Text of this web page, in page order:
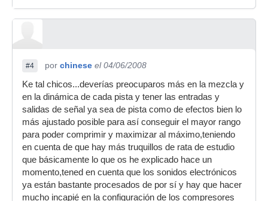
#4 por chinese el 04/06/2008
Ke tal chicos...deverías preocuparos más en la mezcla y
en la dinámica de cada pista y tener las entradas y
salidas de señal ya sea de pista como de efectos bien lo
más ajustado posible para así conseguir el mayor rango
para poder comprimir y maximizar al máximo,teniendo
en cuenta de que hay más truquillos de rata de estudio
que básicamente lo que os he explicado hace un
momento,tened en cuenta que los sonidos electrónicos
ya están bastante procesados de por sí y hay que hacer
mucho incapié en la configuración de los compresores